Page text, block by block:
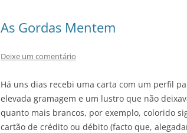
As Gordas Mentem
Deixe um comentário
Há uns dias recebi uma carta com um perfil
elevada gramagem e um lustro que não
quanto mais brancos, por exemplo, colorido
cartão de crédito ou débito (facto que,